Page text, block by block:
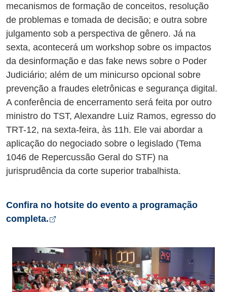
mecanismos de formação de conceitos, resolução
de problemas e tomada de decisão; e outra sobre
julgamento sob a perspectiva de gênero. Já na
sexta, acontecerá um workshop sobre os impactos
da desinformação e das fake news sobre o Poder
Judiciário; além de um minicurso opcional sobre
prevenção a fraudes eletrônicas e segurança digital.
A conferência de encerramento será feita por outro
ministro do TST, Alexandre Luiz Ramos, egresso do
TRT-12, na sexta-feira, às 11h. Ele vai abordar a
aplicação do negociado sobre o legislado (Tema
1046 de Repercussão Geral do STF) na
jurisprudência da corte superior trabalhista.
Confira no hotsite do evento a programação
completa.
Abre em nova aba